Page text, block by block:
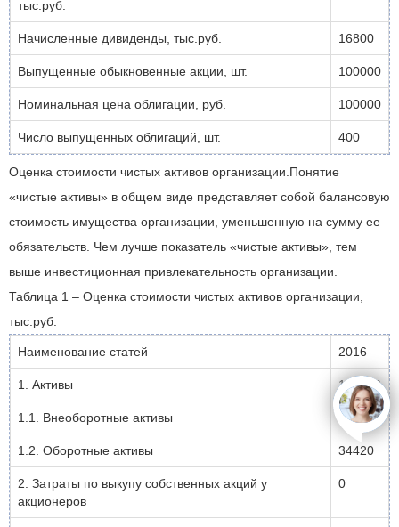
тыс.руб.
Начисленные дивиденды, тыс.руб. 16800
Выпущенные обыкновенные акции, шт. 100000
Номинальная цена облигации, руб. 100000
Число выпущенных облигаций, шт. 400
Оценка стоимости чистых активов организации.Понятие
«чистые активы» в общем виде представляет собой балансовую
стоимость имущества организации, уменьшенную на сумму ее
обязательств. Чем лучше показатель «чистые активы», тем
выше инвестиционная привлекательность организации.
Таблица 1 – Оценка стоимости чистых активов организации,
тыс.руб.
Наименование статей 2016
1. Активы 136990
1.1. Внеоборотные активы 102570
1.2. Оборотные активы 34420
2. Затраты по выкупу собственных акций у
акционеров
0
open